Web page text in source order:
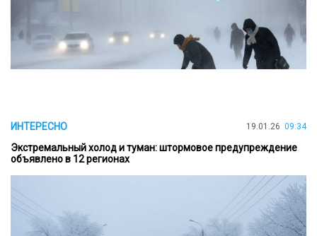
ИНТЕРЕСНО 19.01.26 09:34
Экстремальный холод и туман: штормовое предупреждение
объявлено в 12 регионах